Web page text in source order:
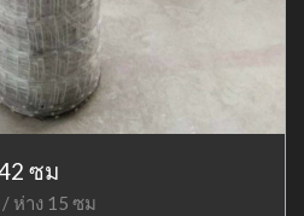
ซม
ห่าง 15 ซม